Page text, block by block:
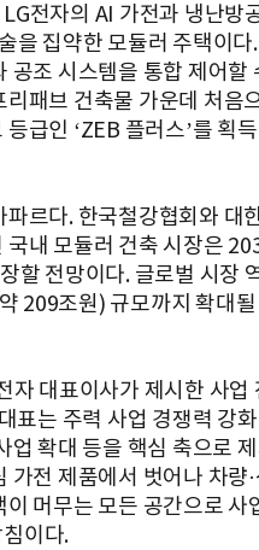
전자의 AI 가전과 냉난방
을 집약한 모듈러 주택이다
공조 시스템을 통합 제어할
패브 건축물 가운데 처음
급인 ‘ZEB 플러스’를 획
파르다. 한국철강협회와 대
국내 모듈러 건축 시장은
할 전망이다. 글로벌 시장
209조원) 규모까지 확대될
자 대표이사가 제시한 사업
표는 주력 사업 경쟁력 강
업 확대 등을 핵심 축으로 제
가전 제품에서 벗어나 차량·
이 머무는 모든 공간으로 사
이다.